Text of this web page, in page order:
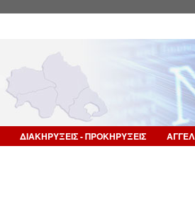
ΔΙΑΚΗΡΥΞΕΙΣ - ΠΡΟΚΗΡΥΞΕΙΣ